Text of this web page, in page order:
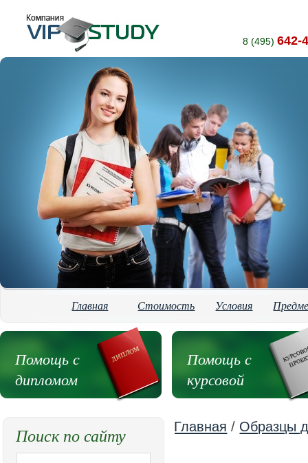
8 (495) 642-
Главная Стоимость Условия
Помощь с
дипломом
Помощь с
курсовой
Главная / Образцы
Поиск по сайту